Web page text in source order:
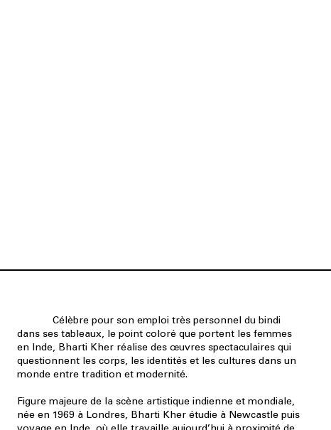
Célèbre pour son emploi très personnel du bindi
dans ses tableaux, le point coloré que portent les femmes
en Inde, Bharti Kher réalise des œuvres spectaculaires qui
questionnent les corps, les identités et les cultures dans un
monde entre tradition et modernité.
Figure majeure de la scène artistique indienne et mondiale,
née en 1969 à Londres, Bharti Kher étudie à Newcastle puis